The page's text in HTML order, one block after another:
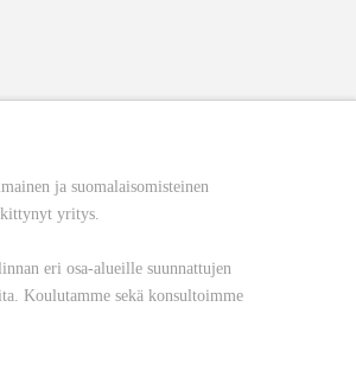
ja suomalaisomisteinen
yritys.
eri osa-alueille suunnattujen
Koulutamme sekä konsultoimme